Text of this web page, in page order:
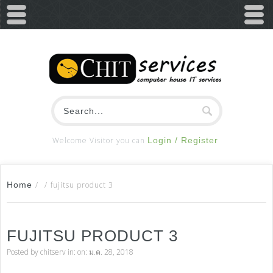
Welcome Visitor you can Login / Register
Home / / fujitsu product 3
FUJITSU PRODUCT 3
Posted bychitserv in: on: ม.ค. 28, 2018